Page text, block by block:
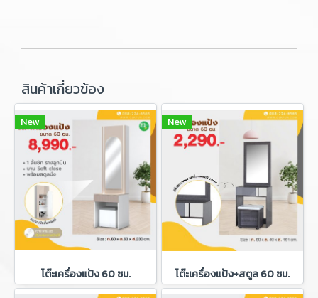
สินค้าเกี่ยวข้อง
New
โต๊ะเครื่องแป้ง 60 ซม.
New
โต๊ะเครื่องแป้ง+สตูล 60 ซม.